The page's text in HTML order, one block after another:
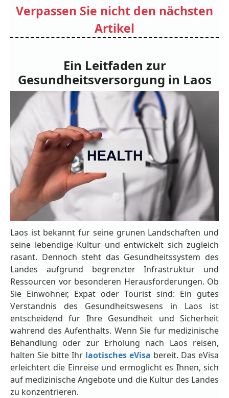
Verpassen Sie nicht den nächsten
Artikel
Ein Leitfaden zur
Gesundheitsversorgung in Laos
Laos ist bekannt fur seine grunen Landschaften und
seine lebendige Kultur und entwickelt sich zugleich
rasant. Dennoch steht das Gesundheitssystem des
Landes aufgrund begrenzter Infrastruktur und
Ressourcen vor besonderen Herausforderungen. Ob
Sie Einwohner, Expat oder Tourist sind: Ein gutes
Verstandnis des Gesundheitswesens in Laos ist
entscheidend fur Ihre Gesundheit und Sicherheit
wahrend des Aufenthalts. Wenn Sie fur medizinische
Behandlung oder zur Erholung nach Laos reisen,
halten Sie bitte Ihr laotisches eVisa bereit. Das eVisa
erleichtert die Einreise und ermoglicht es Ihnen, sich
auf medizinische Angebote und die Kultur des Landes
zu konzentrieren.